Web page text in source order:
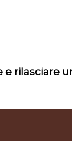
e rilasciare